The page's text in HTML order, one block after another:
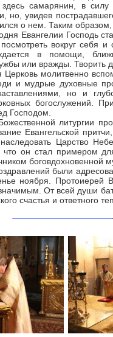
самарянин, в
но, увидев
о нем. Таким
Евангелии Господь
вокруг себя
в помощи,
или вражды. Творить
молитвенно
и мудрые духовные
но и
богослужений.
Господом.
литургии
Евангельской
Царство
что он стал примером
боговдохновенной
были
ноября. Протоиерей
От всей души
счастья и ответного